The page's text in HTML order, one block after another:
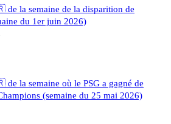
la semaine de la disparition de
du 1er juin 2026)
la semaine où le PSG a gagné de
(semaine du 25 mai 2026)